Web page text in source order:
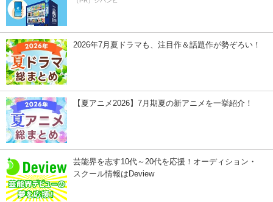
2026年7月夏ドラマも、注目作＆話題作が勢ぞろい！
【夏アニメ2026】7月期夏の新アニメを一挙紹介！
芸能界を志す10代～20代を応援！オーディション・
スクール情報はDeview